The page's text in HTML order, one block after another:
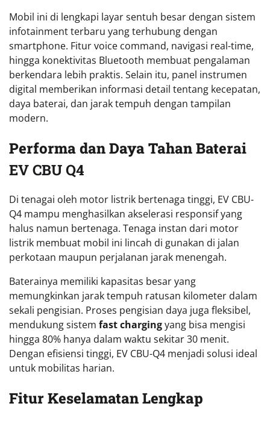
Mobil ini di lengkapi layar sentuh besar dengan sistem
infotainment terbaru yang terhubung dengan
smartphone. Fitur voice command, navigasi real-time,
hingga konektivitas Bluetooth membuat pengalaman
berkendara lebih praktis. Selain itu, panel instrumen
digital memberikan informasi detail tentang kecepatan,
daya baterai, dan jarak tempuh dengan tampilan
modern.
Performa dan Daya Tahan Baterai
EV CBU Q4
Di tenagai oleh motor listrik bertenaga tinggi, EV CBU-
Q4 mampu menghasilkan akselerasi responsif yang
halus namun bertenaga. Tenaga instan dari motor
listrik membuat mobil ini lincah di gunakan di jalan
perkotaan maupun perjalanan jarak menengah.
Baterainya memiliki kapasitas besar yang
memungkinkan jarak tempuh ratusan kilometer dalam
sekali pengisian. Proses pengisian daya juga fleksibel,
mendukung sistem fast chargingyang bisa mengisi
hingga 80% hanya dalam waktu sekitar 30 menit.
Dengan efisiensi tinggi, EV CBU-Q4 menjadi solusi ideal
untuk mobilitas harian.
Fitur Keselamatan Lengkap